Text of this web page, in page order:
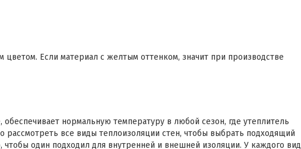
Если материал с желтым оттенком, значит при производстве
нормальную температуру в любой сезон, где утеплитель
рассмотреть все виды теплоизоляции стен, чтобы выбрать подходящий
чтобы один подходил для внутренней и внешней изоляции. У каждого